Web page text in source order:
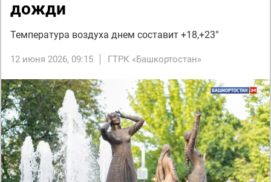
дожди
Температура воздуха днем составит +18,+23°
12 июня 2026, 09:15 ГТРК «Башкортостан»